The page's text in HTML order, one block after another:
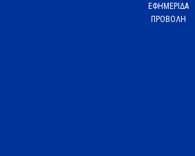
ΕΦΗΜΕΡΙΔΑ
ΠΡΟΒΟΛΗ